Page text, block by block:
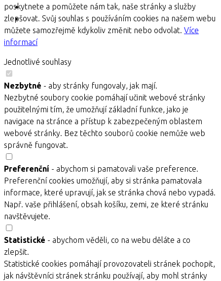
poskytnete a pomůžete nám tak, naše stránky a služby
zlepšovat. Svůj souhlas s používáním cookies na našem webu
můžete samozřejmě kdykoliv změnit nebo odvolat. Více
informací
Jednotlivé souhlasy
Nezbytné - aby stránky fungovaly, jak mají.
Nezbytné soubory cookie pomáhají učinit webové stránky
použitelnými tím, že umožňují základní funkce, jako je
navigace na stránce a přístup k zabezpečeným oblastem
webové stránky. Bez těchto souborů cookie nemůže web
správně fungovat.
Preferenční - abychom si pamatovali vaše preference.
Preferenční cookies umožňují, aby si stránka pamatovala
informace, které upravují, jak se stránka chová nebo vypadá.
Např. vaše přihlášení, obsah košíku, zemi, ze které stránku
navštěvujete.
Statistické - abychom věděli, co na webu děláte a co
zlepšit.
Statistické cookies pomáhají provozovateli stránek pochopit,
jak návštěvníci stránek stránku používají, aby mohl stránky